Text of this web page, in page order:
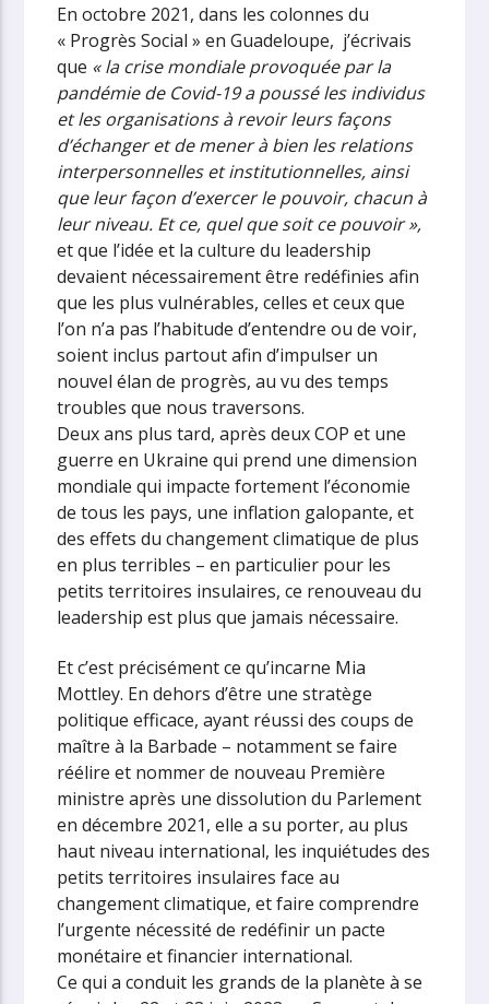
En octobre 2021, dans les colonnes du
« Progrès Social » en Guadeloupe, j’écrivais
que « la crise mondiale provoquée par la
pandémie de Covid-19 a poussé les individus
et les organisations à revoir leurs façons
d’échanger et de mener à bien les relations
interpersonnelles et institutionnelles, ainsi
que leur façon d’exercer le pouvoir, chacun à
leur niveau. Et ce, quel que soit ce pouvoir »,
et que l’idée et la culture du leadership
devaient nécessairement être redéfinies afin
que les plus vulnérables, celles et ceux que
l’on n’a pas l’habitude d’entendre ou de voir,
soient inclus partout afin d’impulser un
nouvel élan de progrès, au vu des temps
troubles que nous traversons.
Deux ans plus tard, après deux COP et une
guerre en Ukraine qui prend une dimension
mondiale qui impacte fortement l’économie
de tous les pays, une inflation galopante, et
des effets du changement climatique de plus
en plus terribles – en particulier pour les
petits territoires insulaires, ce renouveau du
leadership est plus que jamais nécessaire.
Et c’est précisément ce qu’incarne Mia
Mottley. En dehors d’être une stratège
politique efficace, ayant réussi des coups de
maître à la Barbade – notamment se faire
réélire et nommer de nouveau Première
ministre après une dissolution du Parlement
en décembre 2021, elle a su porter, au plus
haut niveau international, les inquiétudes des
petits territoires insulaires face au
changement climatique, et faire comprendre
l’urgente nécessité de redéfinir un pacte
monétaire et financier international.
Ce qui a conduit les grands de la planète à se